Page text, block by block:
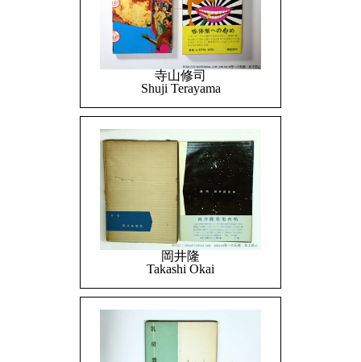
寺山修司
Shuji Terayama
岡井隆
Takashi Okai